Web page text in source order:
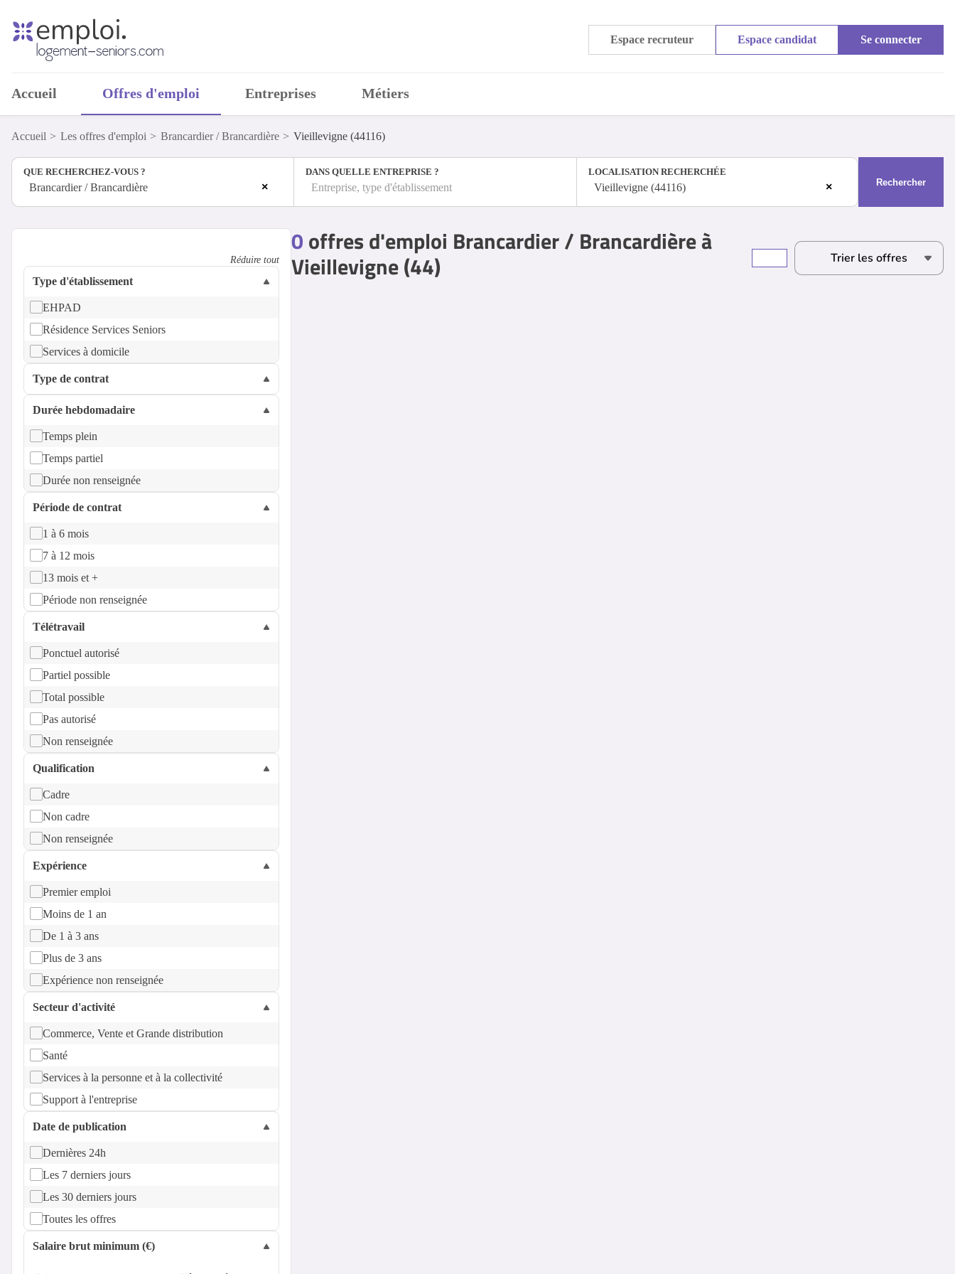
Espace recruteur Espace candidat Se connecter
Accueil Offres d'emploi Entreprises Métiers
Accueil Les offres d'emploi Brancardier / Brancardière Vieillevigne (44116)
QUE RECHERCHEZ-VOUS ?
×
Brancardier / Brancardière
DANS QUELLE ENTREPRISE ?
Entreprise, type d'établissement
LOCALISATION RECHERCHÉE
×
Vieillevigne (44116) Rechercher
0offres d'emploi Brancardier / Brancardière à
Vieillevigne (44)
Réduire tout
Type d'établissement
EHPAD
Résidence Services Seniors
Services à domicile
Type de contrat
Durée hebdomadaire
Temps plein
Temps partiel
Durée non renseignée
Période de contrat
1 à 6 mois
7 à 12 mois
13 mois et +
Période non renseignée
Télétravail
Ponctuel autorisé
Partiel possible
Total possible
Pas autorisé
Non renseignée
Qualification
Cadre
Non cadre
Non renseignée
Expérience
Premier emploi
Moins de 1 an
De 1 à 3 ans
Plus de 3 ans
Expérience non renseignée
Secteur d'activité
Commerce, Vente et Grande distribution
Santé
Services à la personne et à la collectivité
Support à l'entreprise
Date de publication
Dernières 24h
Les 7 derniers jours
Les 30 derniers jours
Toutes les offres
Salaire brut minimum (€)